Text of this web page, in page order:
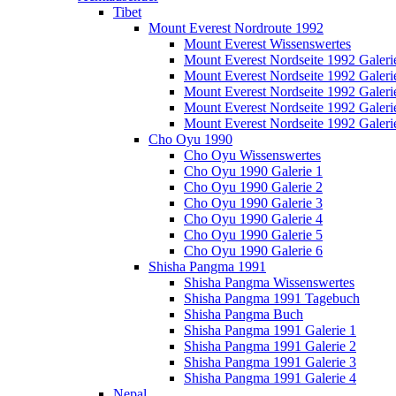
Tibet
Mount Everest Nordroute 1992
Mount Everest Wissenswertes
Mount Everest Nordseite 1992
Mount Everest Nordseite 1992
Mount Everest Nordseite 1992
Mount Everest Nordseite 1992
Mount Everest Nordseite 1992
Cho Oyu 1990
Cho Oyu Wissenswertes
Cho Oyu 1990 Galerie 1
Cho Oyu 1990 Galerie 2
Cho Oyu 1990 Galerie 3
Cho Oyu 1990 Galerie 4
Cho Oyu 1990 Galerie 5
Cho Oyu 1990 Galerie 6
Shisha Pangma 1991
Shisha Pangma Wissenswertes
Shisha Pangma 1991 Tagebuch
Shisha Pangma Buch
Shisha Pangma 1991 Galerie 1
Shisha Pangma 1991 Galerie 2
Shisha Pangma 1991 Galerie 3
Shisha Pangma 1991 Galerie 4